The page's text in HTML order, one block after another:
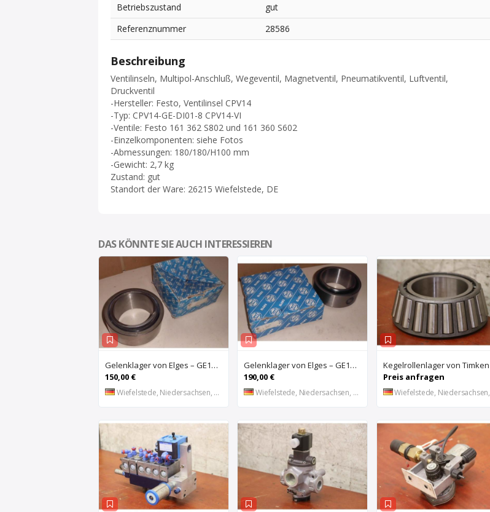
Betriebszustand
gut
Referenznummer
28586
Beschreibung
Ventilinseln, Multipol-Anschluß, Wegeventil, Magnetventil, Pneumatikventil, Luftventil,
Druckventil
-Hersteller: Festo, Ventilinsel CPV14
-Typ: CPV14-GE-DI01-8 CPV14-VI
-Ventile: Festo 161 362 S802 und 161 360 S602
-Einzelkomponenten: siehe Fotos
-Abmessungen: 180/180/H100 mm
-Gewicht: 2,7 kg
Zustand: gut
Standort der Ware: 26215 Wiefelstede, DE
DAS KÖNNTE SIE AUCH INTERESSIEREN
Gelenklager von Elges – GE120UK-2RS
150,00 €
Wiefelstede, Niedersachsen, DE
Gelenklager von Elges – GE140UK-2RS
190,00 €
Wiefelstede, Niedersachsen, DE
Preis anfragen
Wiefelstede, Niedersachsen, DE